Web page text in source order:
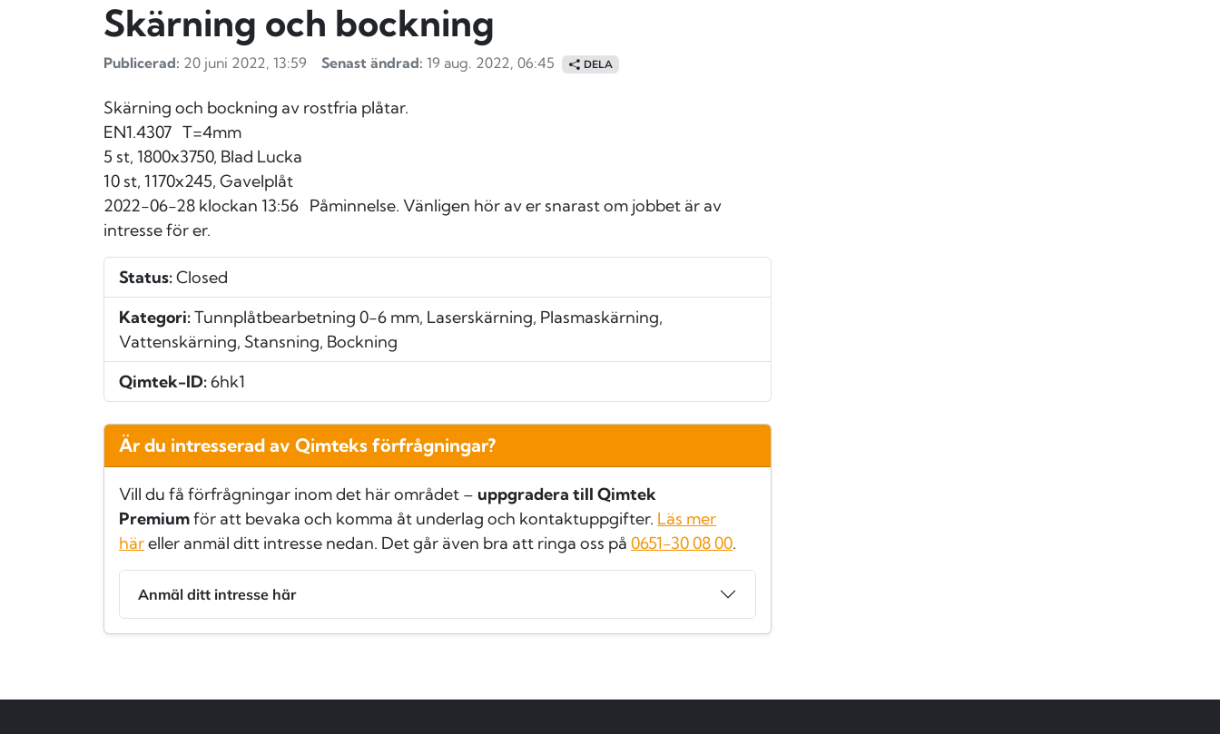
Skärning och bockning
Publicerad: 20 juni 2022, 13:59 Senast ändrad: 19 aug. 2022, 06:45 DELA
Skärning och bockning av rostfria plåtar.
EN1.4307 T=4mm
5 st, 1800x3750, Blad Lucka
10 st, 1170x245, Gavelplåt
2022-06-28 klockan 13:56 Påminnelse. Vänligen hör av er snarast om jobbet är av
intresse för er.
Status:Closed
Kategori:Tunnplåtbearbetning 0-6 mm, Laserskärning, Plasmaskärning,
Vattenskärning, Stansning, Bockning
Qimtek-ID:6hk1
Är du intresserad av Qimteks förfrågningar?
Vill du få förfrågningar inom det här området – uppgradera till Qimtek
Premiumför att bevaka och komma åt underlag och kontaktuppgifter. Läs mer
häreller anmäl ditt intresse nedan. Det går även bra att ringa oss på 0651-30 08 00.
Anmäl ditt intresse här